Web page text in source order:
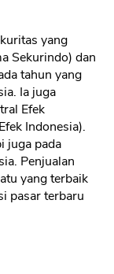
yang
Sekurindo) dan
tahun yang
Ia juga
Efek
Indonesia).
juga pada
Penjualan
yang terbaik
pasar terbaru